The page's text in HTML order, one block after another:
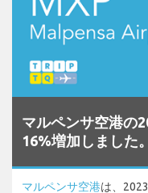
マルペンサ空港の
16%増加しました。
マルペンサ空港は、